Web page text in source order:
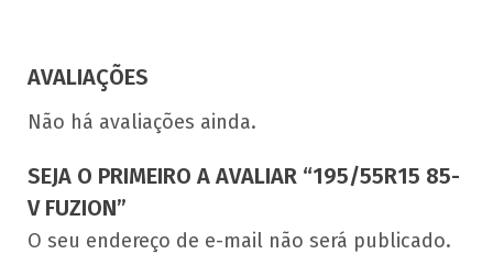
AVALIAÇÕES
Não há avaliações ainda.
SEJA O PRIMEIRO A AVALIAR “195/55R15 85-
V FUZION”
O seu endereço de e-mail não será publicado.